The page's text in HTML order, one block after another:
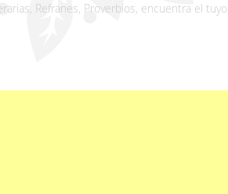
Refranes, Proverbios, encuentra el tuyo